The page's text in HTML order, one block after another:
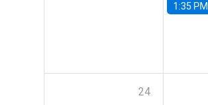
1:35
24